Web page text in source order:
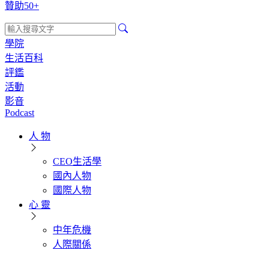
贊助50+
學院
生活百科
評鑑
活動
影音
Podcast
人 物
CEO生活學
國內人物
國際人物
心 靈
中年危機
人際關係